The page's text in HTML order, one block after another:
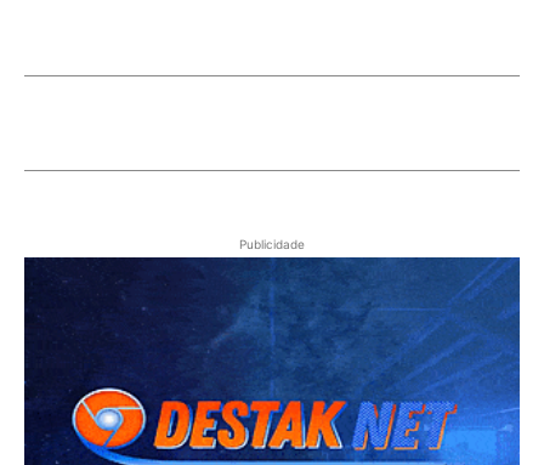
Publicidade